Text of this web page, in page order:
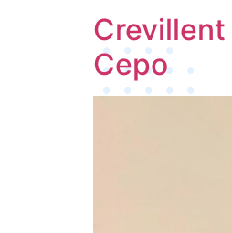
Crevillent
Cepo